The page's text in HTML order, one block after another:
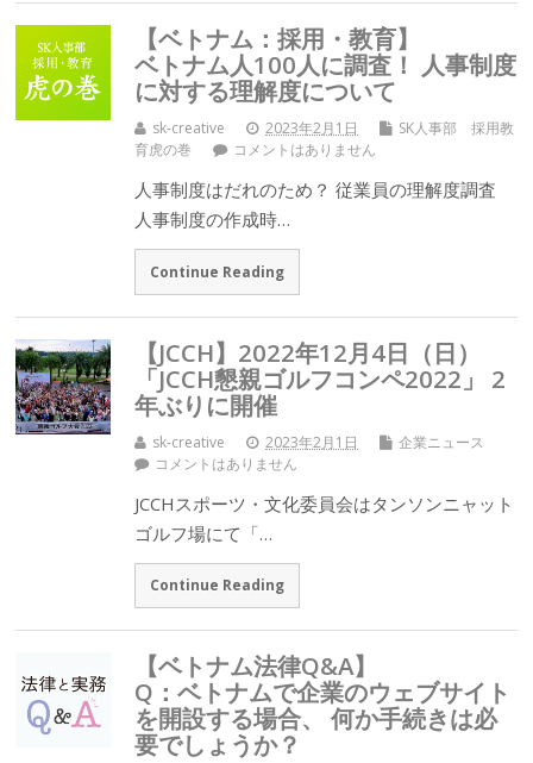
【ベトナム：採用・教育】
ベトナム人100人に調査！ 人事制度
に対する理解度について
sk-creative 2023年2月1日
SK人事部 採用教
育虎の巻
コメントはありません
人事制度はだれのため？ 従業員の理解度調査
人事制度の作成時…
Continue Reading
【JCCH】2022年12月4日（日）
「JCCH懇親ゴルフコンペ2022」 2
年ぶりに開催
sk-creative 2023年2月1日
企業ニュース
コメントはありません
JCCHスポーツ・文化委員会はタンソンニャット
ゴルフ場にて「…
Continue Reading
【ベトナム法律Q&A】
Q：ベトナムで企業のウェブサイト
を開設する場合、 何か手続きは必
要でしょうか？